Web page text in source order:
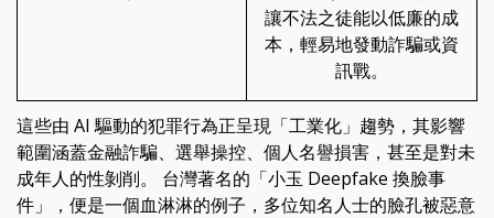
讓不法之徒能以低廉的成
本，輕易地發動詐騙或資
訊戰。
這些由 AI 驅動的犯罪行為正呈現「工業化」趨勢，其影響
範圍涵蓋金融詐騙、選舉操控、個人名譽損害，甚至是對未
成年人的性剝削。 台灣著名的「小玉 Deepfake 換臉事
件」，便是一個血淋淋的例子，多位知名人士的臉孔被惡意